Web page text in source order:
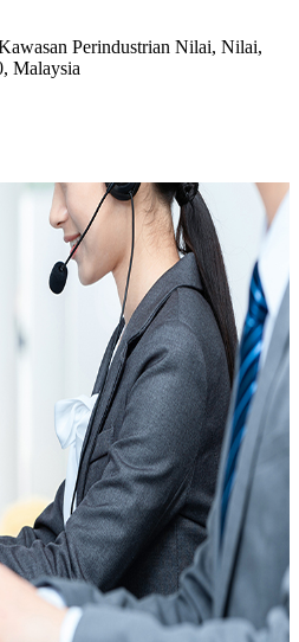
Perindustrian Nilai, Nilai,
Malaysia